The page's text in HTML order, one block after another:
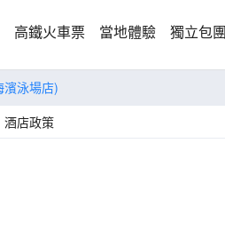
高鐵火車票 當地體驗 獨立包團
泳場店)
酒店政策